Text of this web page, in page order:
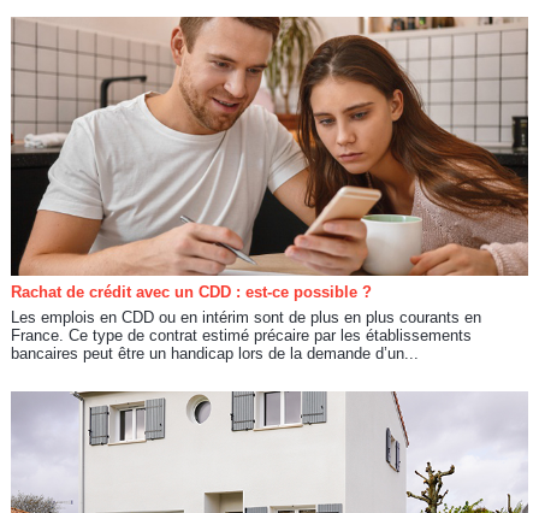
Rachat de crédit avec un CDD : est-ce possible ?
Les emplois en CDD ou en intérim sont de plus en plus courants en
France. Ce type de contrat estimé précaire par les établissements
bancaires peut être un handicap lors de la demande d’un...